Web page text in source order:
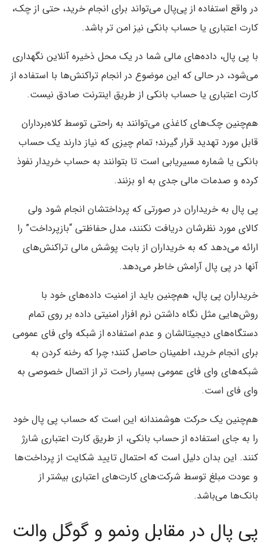
در واقع استفاده از پی‌پال می‌تواند برای انجام خرید، حتی از چک،
کارت اعتباری یا حساب بانکی نیز امن تر باشد.
با پی پال، داده‌های مالی شما در یک محل ذخیره آنلاین نگهداری
می‌شود، در حالی که‌ این موضوع در انجام تراکنش‌ها با استفاده از
کارت اعتباری یا حساب بانکی از طریق‌ اینترنت صادق نیست.
هم‌چنین چک‌های کاغذی می‌توانند به راحتی توسط کلاه‌برداران
قابل مورد تهدید قرار گیرند؛ تمام چیزی که نیاز دارند یک حساب
بانکی یا شماره مسیریابی است تا بتوانند به حساب خریدار نفوذ
کرده و صدمات مالی جدی به او بزنند.
پی پال به خریداران در صورتی که پرداختشان انجام شود ولی
کالای مورد نظرشان دریافت نکنند، مدل حفاظتی “بازپرداخت” را
ارائه می‌دهد که به خریداران از بابت پوشش مالی تراکنش‌های
آنها در پی پال آرامش خاطر می‌دهد.
خریداران پی پال، هم‌چنین باید از امنیت داده‌های خود با
روش‌هایی مثل نگاه داشتن نرم افزار امنیتی داده بر روی تمام
دستگاه‌های دیجیتالشان و عدم استفاده از شبکه وای فای عمومی
برای انجام خرید، اطمینان حاصل کنند؛ چرا که رخنه کردن به
شبکه‌های وای فای عمومی بسیار راحت تر از اتصال خصوصی به
وای فای است.
هم‌چنین یک حرکت هوشمندانه‌ این است که حساب پی پال خود
را به جای استفاده از حساب بانکی، از طریق کارت اعتباری شارژ
کنند.‌ این بدان دلیل است که احتمال تایید شکایت از پرداخت‌ها
و عودت مبلغ توسط شرکت‌های کارت‌های اعتباری بیشتر از
بانک‌ها می‌باشد.
پی پال در مقابل ونمو و گوگل والت